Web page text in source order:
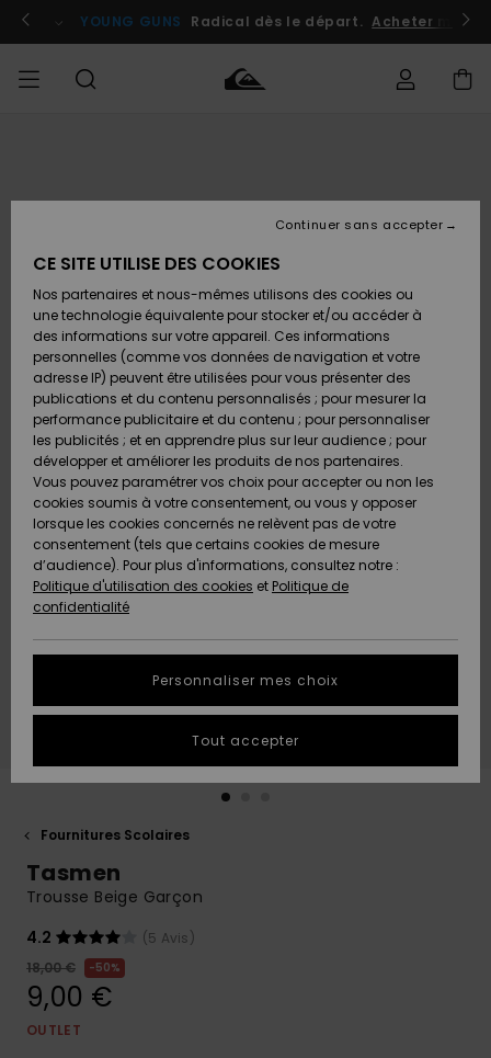
l'information
le
Se connecter / s'inscrire
YOUNG GUNS Radical dès le départ. Acheter
Chaussures
& Tongs
Surf
Snow
Nouveautés
A
Découvrir
Chaussures
& Tongs
Surf
Snow
Nouveautés
A
Découvrir
FEMME
A
Découvrir
Snow
SURF
Surf
Shop
Enfant
Highlights
Communauté
SNOW
Snow
Shop
Enfant
Snow
Shop
Femme
A
Découvrir
Communauté
OUTLET
Enfant
Outlet
Femme
AIDE &
CONTACT
Retours
Paiement
Carte
Cadeau
Quiksilver
Freedom
Protection
des
tailles
conversation
obtenir la
à votre
question.
Démarrer
MAGASINS
QUIKSILVER
Fournitures Scolaires
Tasmen
Trousse Beige Garçon
4.2
(5 Avis)
18,00 €
50%
9,00 €
OUTLET
CE SITE UTILISE DES COOKIES
Nos partenaires et nous-mêmes utilisons des cookies ou
une technologie équivalente pour stocker et/ou accéder à
des informations sur votre appareil. Ces informations
personnelles (comme vos données de navigation et votre
adresse IP) peuvent être utilisées pour vous présenter des
publications et du contenu personnalisés ; pour mesurer la
performance publicitaire et du contenu ; pour personnaliser
les publicités ; et en apprendre plus sur leur audience ; pour
développer et améliorer les produits de nos partenaires.
Vous pouvez paramétrer vos choix pour accepter ou non les
cookies soumis à votre consentement, ou vous y opposer
lorsque les cookies concernés ne relèvent pas de votre
consentement (tels que certains cookies de mesure
d’audience). Pour plus d'informations, consultez notre :
Politique d'utilisation des cookies et Politique de
confidentialité
Personnaliser mes choix
Continuer sans accepter
Tout accepter